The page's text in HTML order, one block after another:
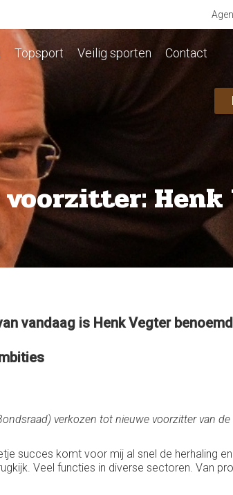
Topsport Veilig sporten Contact
voorzitter:
vandaag is Henk Vegter
verkozen tot nieuwe voorzitter van
succes komt voor mij al snel de herhaling
Veel functies in diverse sectoren. Van